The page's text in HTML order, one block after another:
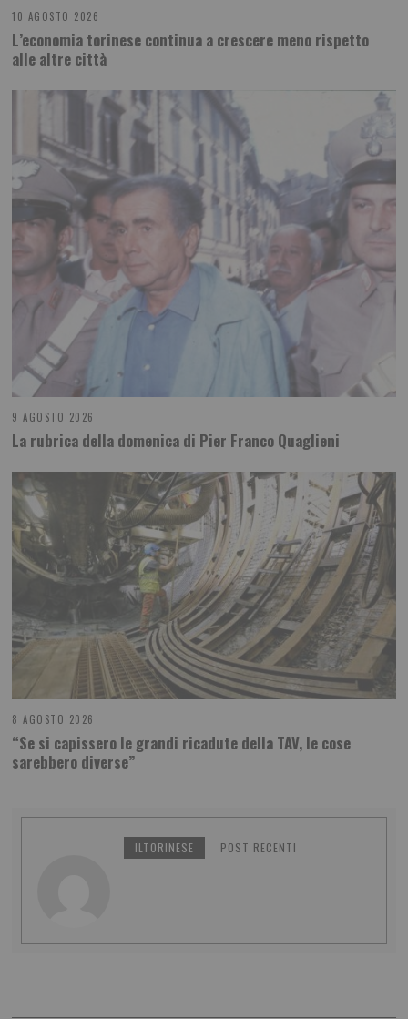
10 AGOSTO 2026
L’economia torinese continua a crescere meno rispetto
alle altre città
9 AGOSTO 2026
La rubrica della domenica di Pier Franco Quaglieni
8 AGOSTO 2026
“Se si capissero le grandi ricadute della TAV, le cose
sarebbero diverse”
ILTORINESE POST RECENTI